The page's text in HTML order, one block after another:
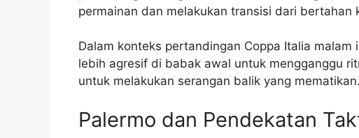
permainan dan melakukan transisi dari bertahan
Dalam konteks pertandingan Coppa Italia
lebih agresif di babak awal untuk mengganggu
untuk melakukan serangan balik yang mematikan.
Palermo dan Pendekatan